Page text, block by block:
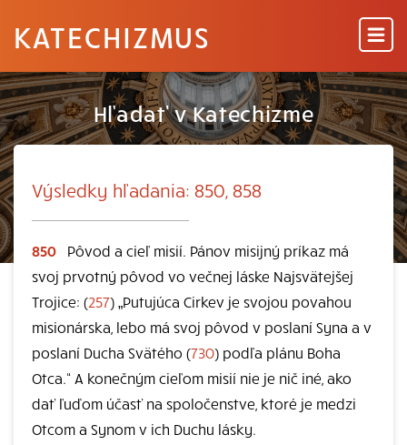
KATECHIZMUS
Hľadať v Katechizme
Výsledky hľadania: 850, 858
850
Pôvod a cieľ misií. Pánov misijný príkaz má
svoj prvotný pôvod vo večnej láske Najsvätejšej
Trojice: (257) „Putujúca Cirkev je svojou povahou
misionárska, lebo má svoj pôvod v poslaní Syna a v
poslaní Ducha Svätého (730) podľa plánu Boha
Otca.“ A konečným cieľom misií nie je nič iné, ako
dať ľuďom účasť na spoločenstve, ktoré je medzi
Otcom a Synom v ich Duchu lásky.